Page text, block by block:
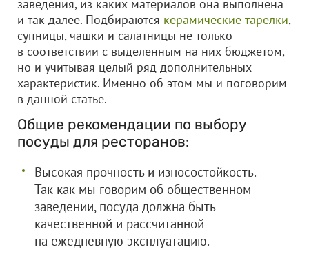
заведения, из каких материалов она выполнена
и так далее. Подбираются керамические тарелки,
супницы, чашки и салатницы не только
в соответствии с выделенным на них бюджетом,
но и учитывая целый ряд дополнительных
характеристик. Именно об этом мы и поговорим
в данной статье.
Общие рекомендации по выбору
посуды для ресторанов:
Высокая прочность и износостойкость.
Так как мы говорим об общественном
заведении, посуда должна быть
качественной и рассчитанной
на ежедневную эксплуатацию.